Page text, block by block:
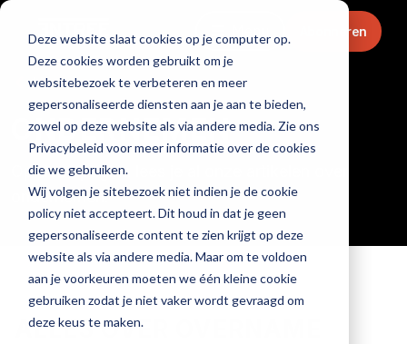
Deze website slaat cookies op je computer op.
Deze cookies worden gebruikt om je
websitebezoek te verbeteren en meer
gepersonaliseerde diensten aan je aan te bieden,
zowel op deze website als via andere media. Zie ons
Privacybeleid voor meer informatie over de cookies
die we gebruiken.
Wij volgen je sitebezoek niet indien je de cookie
policy niet accepteert. Dit houd in dat je geen
gepersonaliseerde content te zien krijgt op deze
website als via andere media. Maar om te voldoen
aan je voorkeuren moeten we één kleine cookie
gebruiken zodat je niet vaker wordt gevraagd om
deze keus te maken.
Menu Abonneren
Home
ONDERNEMEN
Op deze pagina lees je al onze artikelen over
ondernemen.
ALLES OVER OVERNAME